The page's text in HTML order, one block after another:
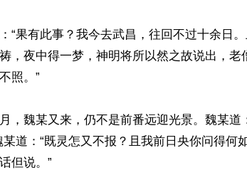
“果有此事？我今去武昌，往回不过十余日
，夜中得一梦，神明将所以然之故说出，老
照。”
，魏某又来，仍不是前番远迎光景。魏某道
某道：“既灵怎又不报？且我前日央你问得何
但说。”